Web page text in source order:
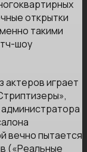
открытки
такими
шоу
актеров играет
вечно пытается
(«Реальные